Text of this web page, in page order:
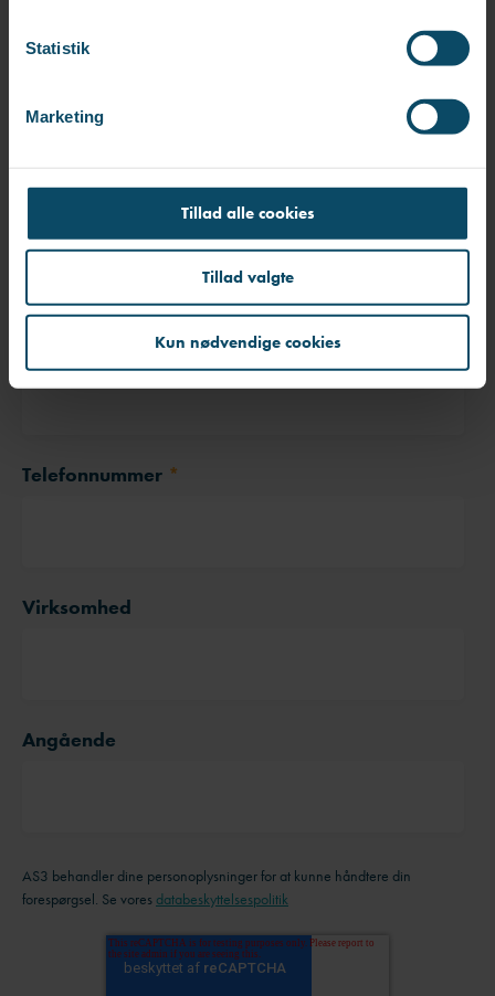
Statistik
Marketing
Tillad alle cookies
Tillad valgte
Kun nødvendige cookies
Telefonnummer *
Virksomhed
Angående
AS3 behandler dine personoplysninger for at kunne håndtere din
forespørgsel. Se vores databeskyttelsespolitik